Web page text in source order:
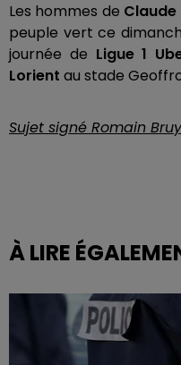
Les hommes de Claude
peuple vert ce
journée de Ligue 1
Lorient au stade
Sujet signé Romain
À LIRE